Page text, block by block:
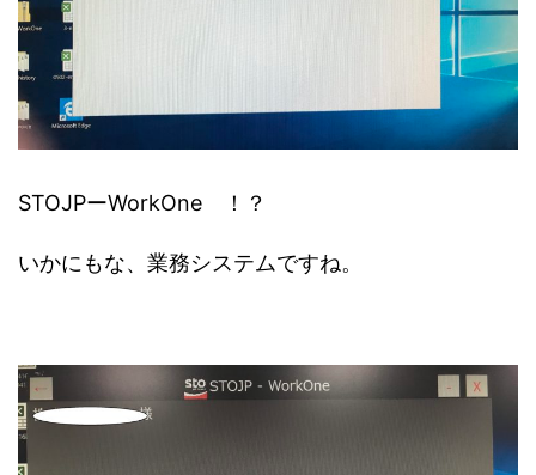
STOJPーWorkOne ！？
いかにもな、業務システムですね。